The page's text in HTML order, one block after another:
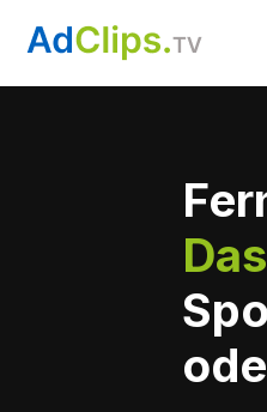
Das